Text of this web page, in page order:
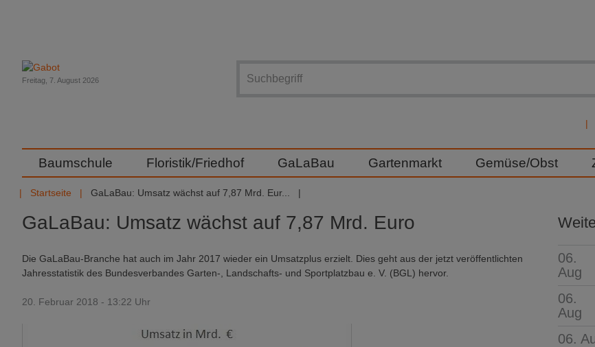
Freitag, 7. August 2026
Baumschule Floristik/Friedhof GaLaBau Gartenmarkt Gemüse/Obst
Startseite GaLaBau: Umsatz wächst auf 7,87 Mrd. Eur...
GaLaBau: Umsatz wächst auf 7,87 Mrd. Euro
Die GaLaBau-Branche hat auch im Jahr 2017 wieder ein Umsatzplus erzielt. Dies geht aus der jetzt veröffentlichten
Jahresstatistik des Bundesverbandes Garten-, Landschafts- und Sportplatzbau e. V. (BGL) hervor.
20. Februar 2018 - 13:22 Uhr
06.
Aug
06.
Aug
06.